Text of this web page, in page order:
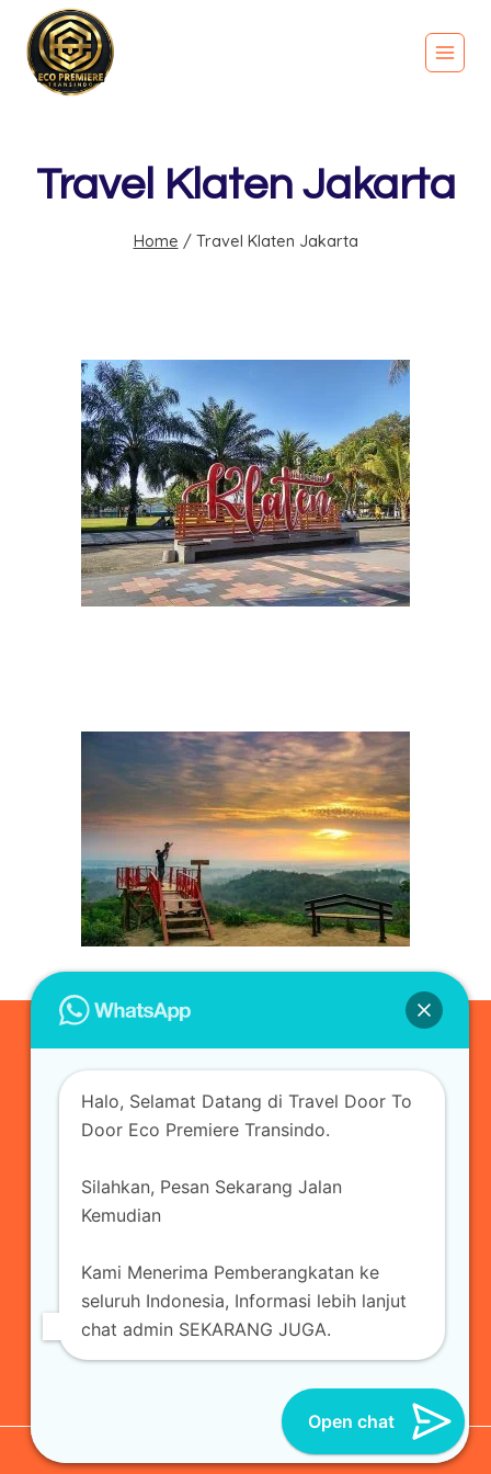
Travel Klaten Jakarta
Home / Travel Klaten Jakarta
admin@ecopremieretransindo.com
Home
Travel
Kirim Paket Blog Travel Kontak
© 2026 Eco Premiere Transindo | All Reserved
Halo, Selamat Datang di Travel Door To
Door Eco Premiere Transindo.
Silahkan, Pesan Sekarang Jalan
Kemudian
Kami Menerima Pemberangkatan ke
seluruh Indonesia, Informasi lebih lanjut
chat admin SEKARANG JUGA.
Open chat